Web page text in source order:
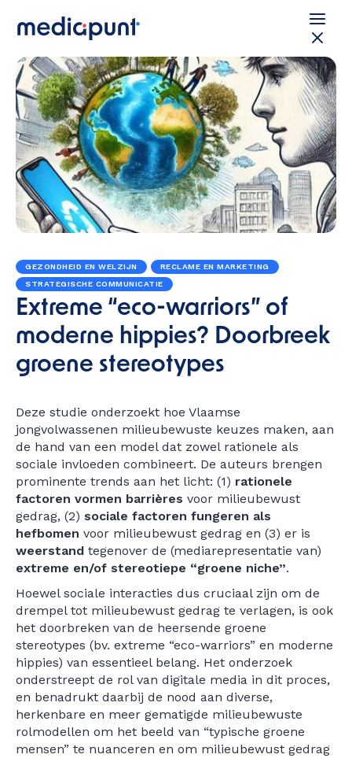
GEZONDHEID EN WELZIJN
RECLAME EN MARKETING
STRATEGISCHE COMMUNICATIE
Extreme “eco-warriors” of
moderne hippies? Doorbreek
groene stereotypes
Deze studie onderzoekt hoe Vlaamse
jongvolwassenen milieubewuste keuzes maken, aan
de hand van een model dat zowel rationele als
sociale invloeden combineert. De auteurs brengen
prominente trends aan het licht: (1) rationele
factoren vormen barrières voor milieubewust
gedrag, (2) sociale factoren fungeren als
hefbomen voor milieubewust gedrag en (3) er is
weerstand tegenover de (mediarepresentatie van)
extreme en/of stereotiepe “groene niche”.
Hoewel sociale interacties dus cruciaal zijn om de
drempel tot milieubewust gedrag te verlagen, is ook
het doorbreken van de heersende groene
stereotypes (bv. extreme “eco-warriors” en moderne
hippies) van essentieel belang. Het onderzoek
onderstreept de rol van digitale media in dit proces,
en benadrukt daarbij de nood aan diverse,
herkenbare en meer gematigde milieubewuste
rolmodellen om het beeld van “typische groene
mensen” te nuanceren en om milieubewust gedrag